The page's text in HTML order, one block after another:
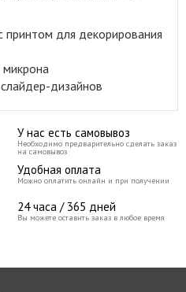
принтом для декорирования
дизайнов
У нас есть самовывоз
Необходимо предварительно сделать заказ
на самовывоз
Удобная оплата
Можно оплатить онлайн и при получении
24 часа / 365 дней
Вы можете оставить заказ в любое время